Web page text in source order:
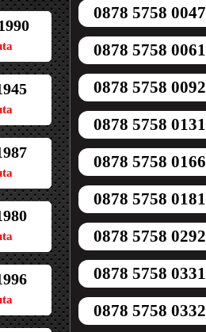
0878 5758 0047
0878 5758 0061
0878 5758 0092
0878 5758 0131
0878 5758 0166
0878 5758 0181
0878 5758 0292
0878 5758 0331
0878 5758 0332